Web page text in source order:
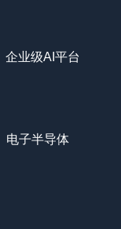
企业级AI平台
电子半导体